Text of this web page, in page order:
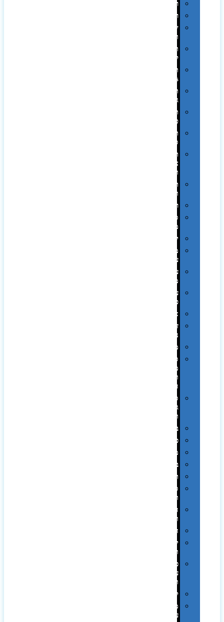
רטרו
רכב
שעונים
ומסגרות
תיקים
לכנסים
תיקי
Swiss
תיקי
תיקי
טיולים
תיקי
ספורט
תיקי
ומכתביות
תערוכות
וכנסים
רמקולים
סוכריות
ממותגות
יודאיקה
מארזי
עטים
עטי
מתכת
עטי
פלסטיק
אוזניות
זכרונות
ניידים
מפצלים
סביבת
מחשב
וציוד
היקפי
סוללות
גיבוי
ומטענים
ביגוד
כובעים
מגבות
בקבוקים
תרמי
ספלים
וכוסות
הוקרה
ואומנות
חגים
יין
ומארזים
כלי
עבודה
ופנסים
למטבח
מוצרי
עור